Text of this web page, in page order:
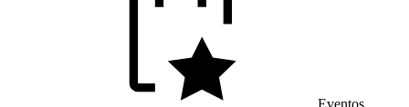
Eventos